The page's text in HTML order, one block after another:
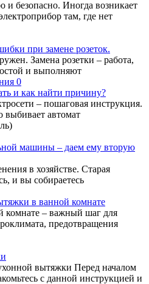
и безопасно. Иногда возникает
там, где нет
при замене розеток.
Замена розетки – работа,
и выполняют
0
и как найти причину?
– пошаговая инструкция.
выбивает автомат
машины – даем ему вторую
в хозяйстве. Старая
и вы собираетесь
в ванной комнате
комнате – важный шаг для
предотвращения
вытяжки Перед началом
с данной инструкцией и